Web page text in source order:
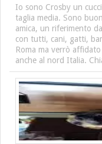
Io sono Crosby un
taglia media. Sono
amica, un riferimento
con tutti, cani, gatti,
Roma ma verrò
anche al nord Italia.